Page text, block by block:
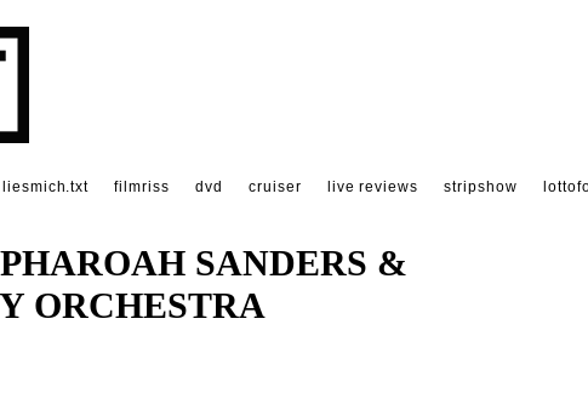
liesmich.txt filmriss dvd cruiser live reviews stripshow
SANDERS &
ORCHESTRA